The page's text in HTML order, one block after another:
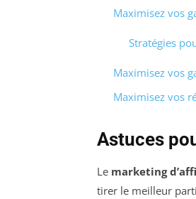
Maximisez vos
Stratégies
Maximisez vos
Maximisez vos
Astuces
Le marketing
tirer le meilleur